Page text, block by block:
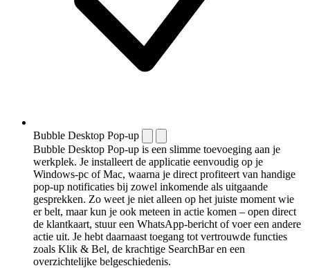
Bubble Desktop Pop-up
Bubble Desktop Pop-up is een slimme toevoeging aan je
werkplek. Je installeert de applicatie eenvoudig op je
Windows-pc of Mac, waarna je direct profiteert van handige
pop-up notificaties bij zowel inkomende als uitgaande
gesprekken. Zo weet je niet alleen op het juiste moment wie
er belt, maar kun je ook meteen in actie komen – open direct
de klantkaart, stuur een WhatsApp-bericht of voer een andere
actie uit. Je hebt daarnaast toegang tot vertrouwde functies
zoals Klik & Bel, de krachtige SearchBar en een
overzichtelijke belgeschiedenis.